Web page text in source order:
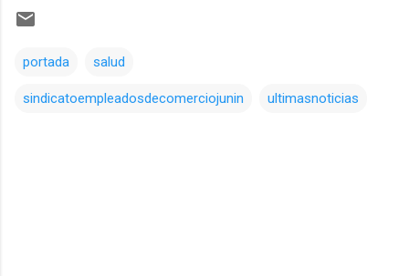
portada salud
sindicatoempleadosdecomerciojunin ultimasnoticias